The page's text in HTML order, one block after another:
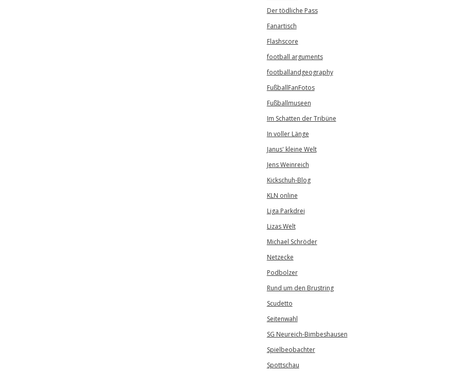
Der tödliche Pass
Fanartisch
Flashscore
football arguments
footballandgeography
FußballFanFotos
Fußballmuseen
Im Schatten der Tribüne
In voller Länge
Janus' kleine Welt
Jens Weinreich
Kickschuh-Blog
KLN online
Liga Parkdrei
Lizas Welt
Michael Schröder
Netzecke
Podbolzer
Rund um den Brustring
Scudetto
Seitenwahl
SG Neureich-Bimbeshausen
Spielbeobachter
Spottschau